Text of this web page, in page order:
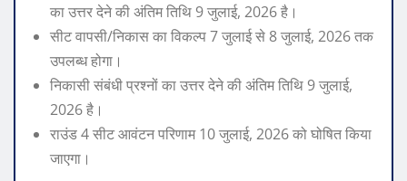
का उत्तर देने की अंतिम तिथि 9 जुलाई, 2026 है।
सीट वापसी/निकास का विकल्प 7 जुलाई से 8 जुलाई, 2026 तक
उपलब्ध होगा।
निकासी संबंधी प्रश्नों का उत्तर देने की अंतिम तिथि 9 जुलाई,
2026 है।
राउंड 4 सीट आवंटन परिणाम 10 जुलाई, 2026 को घोषित किया
जाएगा।